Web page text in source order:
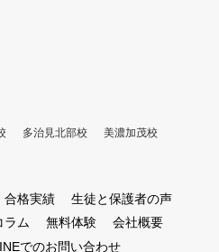
多治見北部校
美濃加茂校
合格実績
生徒と保護者の声
ラム 無料体験
会社概要
でのお問い合わせ